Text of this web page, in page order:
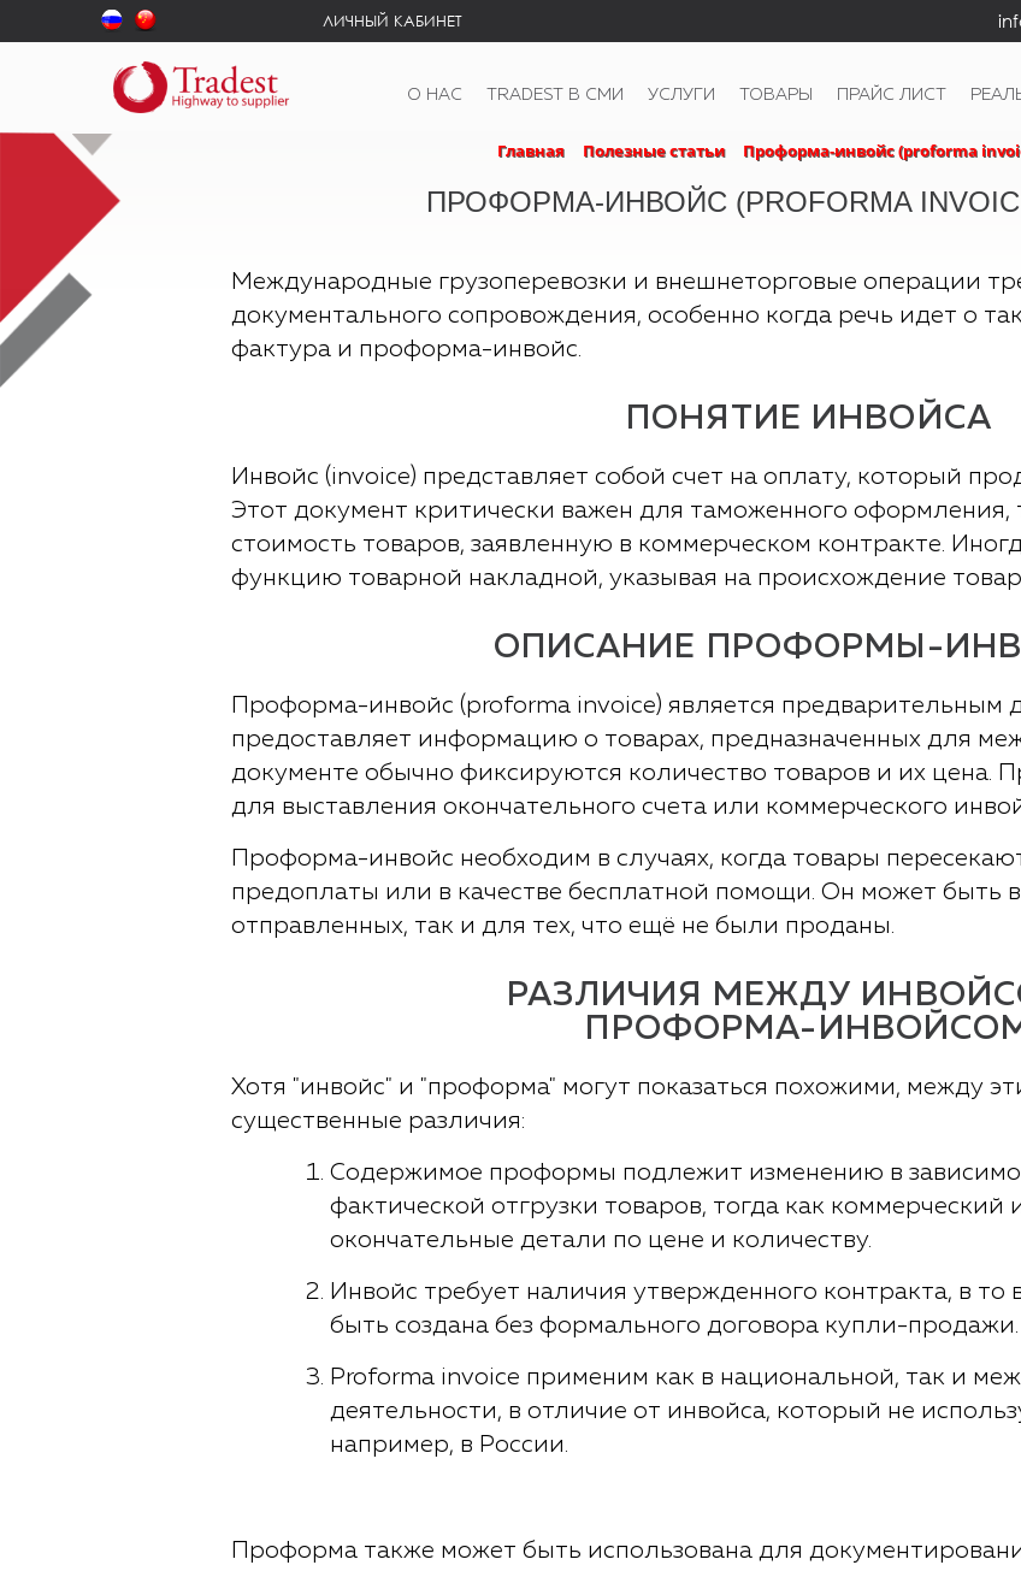
ЛИЧНЫЙ КАБИНЕТ
О НАС TRADEST В СМИ УСЛУГИ ТОВАРЫ ПРАЙС ЛИСТ
Главная Полезные статьи Проформа-инвойс (proforma
ПРОФОРМА-ИНВОЙС (PROFORMA
Международные грузоперевозки и внешнеторговые операции
документального сопровождения, особенно когда речь идет о
фактура и проформа-инвойс.
ПОНЯТИЕ ИНВОЙСА
Инвойс (invoice) представляет собой счет на оплату, который
Этот документ критически важен для таможенного оформления,
стоимость товаров, заявленную в коммерческом контракте.
функцию товарной накладной, указывая на происхождение
ОПИСАНИЕ ПРОФОРМЫ-
Проформа-инвойс (proforma invoice) является предварительным
предоставляет информацию о товарах, предназначенных для
документе обычно фиксируются количество товаров и их цена.
для выставления окончательного счета или коммерческого
Проформа-инвойс необходим в случаях, когда товары
предоплаты или в качестве бесплатной помощи. Он может быть
отправленных, так и для тех, что ещё не были проданы.
РАЗЛИЧИЯ МЕЖДУ
ПРОФОРМА-
Хотя "инвойс" и "проформа" могут показаться похожими, между
существенные различия:
Содержимое проформы подлежит изменению в
фактической отгрузки товаров, тогда как коммерческий
окончательные детали по цене и количеству.
Инвойс требует наличия утвержденного контракта, в
быть создана без формального договора купли-продажи.
Proforma invoice применим как в национальной, так и
деятельности, в отличие от инвойса, который не
например, в России.
Проформа также может быть использована для